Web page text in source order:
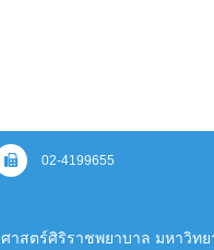
02-4199655
าสตร์ศิริราชพยาบาล มหาวิท